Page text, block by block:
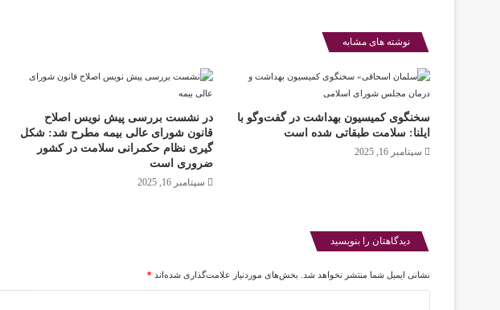
خ
ا
و
ا
نوشته های مشابه
سخنگوی کمیسیون بهداشت در گفت‌و‌گو با
ایلنا: سلامت طبقاتی شده است
سپتامبر 16, 2025
در نشست بررسی پیش نویس اصلاح
قانون شورای عالی بیمه مطرح شد: شکل
گیری نظام حکمرانی سلامت در کشور
ضروری است
سپتامبر 16, 2025
دیدگاهتان را بنویسید
نشانی ایمیل شما منتشر نخواهد شد. بخش‌های موردنیاز علامت‌گذاری شده‌اند *